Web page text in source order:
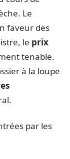
Le
faveur des
le prix
tenable.
à la loupe
par les